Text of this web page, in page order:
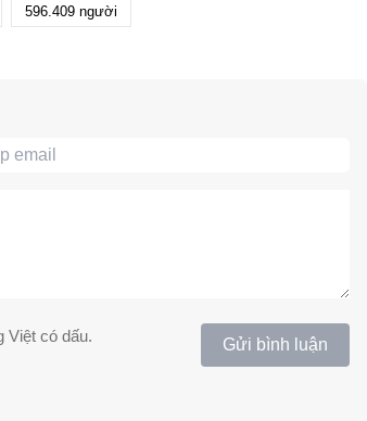
596.409 người
Việt có dấu. Gửi bình luận